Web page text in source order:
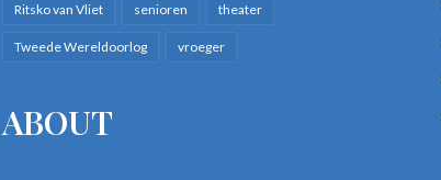
Ritsko van Vliet senioren theater
Tweede Wereldoorlog vroeger
ABOUT